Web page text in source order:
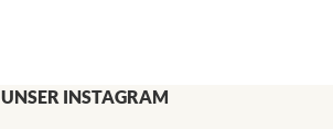
UNSER INSTAGRAM